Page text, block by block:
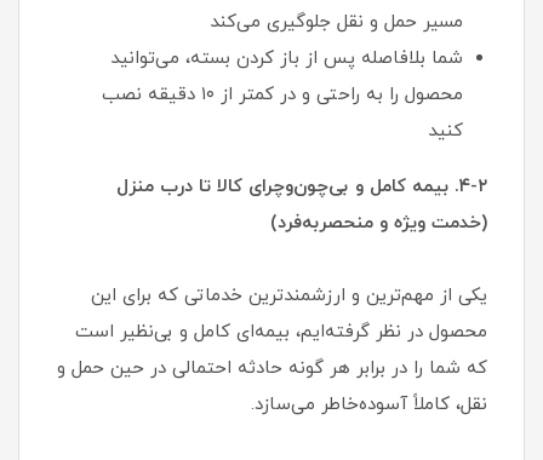
مسیر حمل و نقل جلوگیری می‌کند
شما بلافاصله پس از باز کردن بسته، می‌توانید
محصول را به راحتی و در کمتر از ۱۰ دقیقه نصب
کنید
۴-۲. بیمه کامل و بی‌چون‌وچرای کالا تا درب منزل
(خدمت ویژه و منحصربه‌فرد)
یکی از مهم‌ترین و ارزشمندترین خدماتی که برای این
محصول در نظر گرفته‌ایم، بیمه‌ای کامل و بی‌نظیر است
که شما را در برابر هر گونه حادثه احتمالی در حین حمل و
نقل، کاملاً آسوده‌خاطر می‌سازد.